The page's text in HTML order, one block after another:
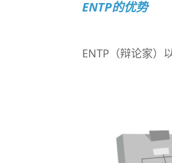
ENTP的优势
ENTP（辩论家）